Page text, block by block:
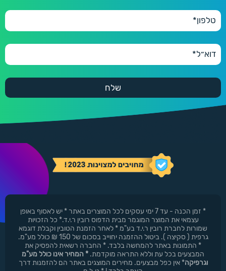
* זמן הכנה - עד 7 ימי עסקים לכל המוצרים באתר * יש לאסוף באופן
עצמאי את המוצר המוגמר מבית הדפוס רובין ר.י.ד.* כל הזכויות
שמורות לחברת רובין ר.י.ד בע"מ * לאחר הזמנת הטובין וקבלת דוגמא
גרפית ( סקיצה ). ביטול ההזמנה יחוייב בסכום של 150 ₪ כולל מע"מ.
* התמונות באתר להמחשה בלבד. * החברה רשאית להפסיק את
המבצעים בכל עת וללא התראה מוקדמת. * המחיר אינו כולל מע"מ
וגרפיקה* אין כפל מבצעים. מחירים המוצגים באתר הם להזמנות דרך